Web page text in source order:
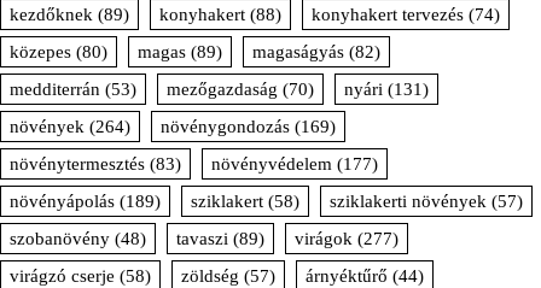
kezdőknek (89) konyhakert (88) konyhakert tervezés (74)
közepes (80) magas (89) magaságyás (82)
medditerrán (53) mezőgazdaság (70) nyári (131)
növények (264) növénygondozás (169)
növénytermesztés (83) növényvédelem (177)
növényápolás (189) sziklakert (58) sziklakerti növények (57)
szobanövény (48) tavaszi (89) virágok (277)
virágzó cserje (58) zöldség (57) árnyéktűrő (44)